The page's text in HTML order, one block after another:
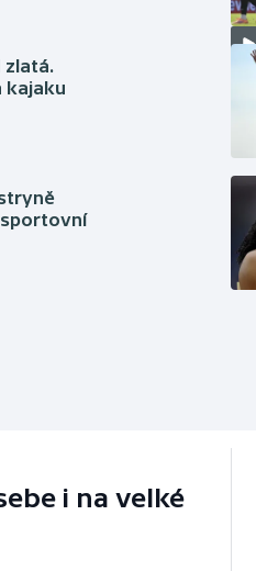
zlatá.
kajaku
sportovní
i na velké